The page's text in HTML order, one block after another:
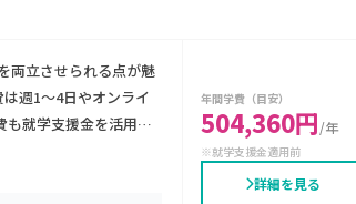
両立させられる点が魅
週1〜4日やオンライ
も就学支援金を活用す
できる選択肢です。
年間学費（目安）
504,360円/年
※就学支援金適用前
詳細を見る